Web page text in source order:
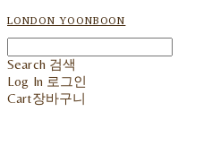
LONDON YOONBOON
Search 검색
Log In 로그인
Cart장바구니